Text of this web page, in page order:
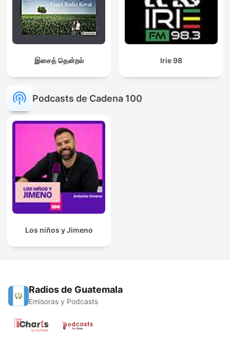
இசைத் தென்றல் Irie 98
Podcasts de Cadena 100
Los niños y Jimeno
Radios de Guatemala
Emisoras y Podcasts